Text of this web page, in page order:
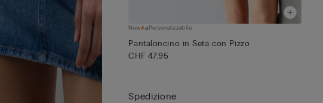
New Personalizzabile
Pantaloncino in Seta con Pizzo
CHF 47.95
Spedizione